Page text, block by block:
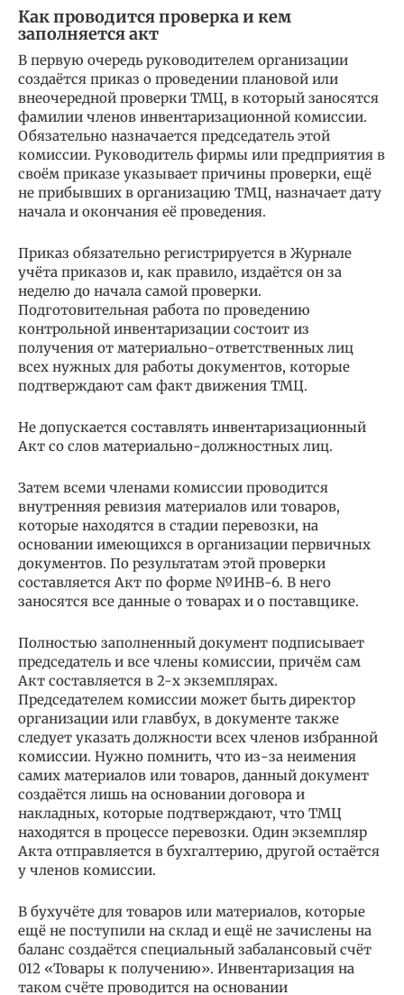
Как проводится проверка и кем
заполняется акт
В первую очередь руководителем организации
создаётся приказ о проведении плановой или
внеочередной проверки ТМЦ, в который заносятся
фамилии членов инвентаризационной комиссии.
Обязательно назначается председатель этой
комиссии. Руководитель фирмы или предприятия в
своём приказе указывает причины проверки, ещё
не прибывших в организацию ТМЦ, назначает дату
начала и окончания её проведения.
Приказ обязательно регистрируется в Журнале
учёта приказов и, как правило, издаётся он за
неделю до начала самой проверки.
Подготовительная работа по проведению
контрольной инвентаризации состоит из
получения от материально-ответственных лиц
всех нужных для работы документов, которые
подтверждают сам факт движения ТМЦ.
Не допускается составлять инвентаризационный
Акт со слов материально-должностных лиц.
Затем всеми членами комиссии проводится
внутренняя ревизия материалов или товаров,
которые находятся в стадии перевозки, на
основании имеющихся в организации первичных
документов. По результатам этой проверки
составляется Акт по форме №ИНВ-6. В него
заносятся все данные о товарах и о поставщике.
Полностью заполненный документ подписывает
председатель и все члены комиссии, причём сам
Акт составляется в 2-х экземплярах.
Председателем комиссии может быть директор
организации или главбух, в документе также
следует указать должности всех членов избранной
комиссии. Нужно помнить, что из-за неимения
самих материалов или товаров, данный документ
создаётся лишь на основании договора и
накладных, которые подтверждают, что ТМЦ
находятся в процессе перевозки. Один экземпляр
Акта отправляется в бухгалтерию, другой остаётся
у членов комиссии.
В бухучёте для товаров или материалов, которые
ещё не поступили на склад и ещё не зачислены на
баланс создаётся специальный забалансовый счёт
012 «Товары к получению». Инвентаризация на
таком счёте проводится на основании